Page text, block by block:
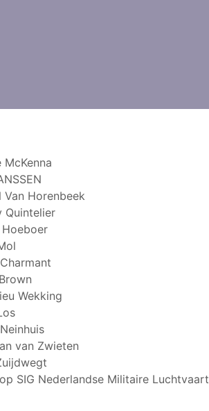
McKenna
Van Horenbeek
Quintelier
Hoeboer
Wekking
van Zwieten
SIG Nederlandse Militaire Luchtvaart